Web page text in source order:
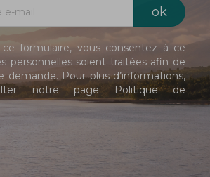
formulaire, vous consentez à ce
personnelles soient traitées afin de
demande. Pour plus d’informations,
notre page Politique de